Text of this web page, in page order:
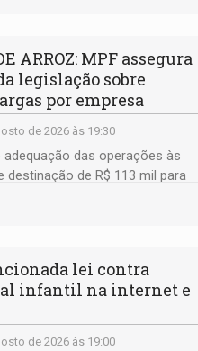
ARROZ: MPF assegura
legislação sobre
por empresa
de 2026 às 19:30
das operações às
destinação de R$ 113 mil para
lei contra
infantil na internet e
de 2026 às 19:00